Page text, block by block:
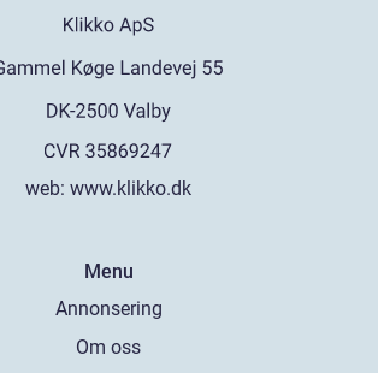
web: www.klikko.dk
Menu
Annonsering
Om oss